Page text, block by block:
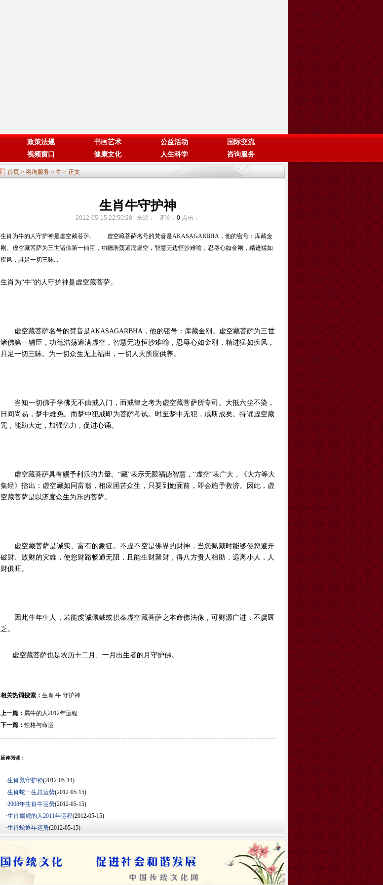
政策法规 书画艺术 公益活动
国际交流
视频窗口 健康文化 人生科学 咨询服务
首页> 咨询服务> 牛> 正文
生肖牛守护神
2012-05-15 22:50:28 来源： 评论： 0 点击：
生肖为牛的人守护神是虚空藏菩萨。 虚空藏菩萨名号的梵音是AKASAGARBHA，他的密号：库藏金
刚。虚空藏菩萨为三世诸佛第一辅臣，功德浩荡遍满虚空，智慧无边恒沙难喻，忍辱心如金刚，精进猛如
疾风，具足一切三昧...
生肖为“牛”的人守护神是虚空藏菩萨。
虚空藏菩萨名号的梵音是AKASAGARBHA，他的密号：库藏金刚。虚空藏菩萨为三世
诸佛第一辅臣，功德浩荡遍满虚空，智慧无边恒沙难喻，忍辱心如金刚，精进猛如疾风，
具足一切三昧。为一切众生无上福田，一切人天所应供养。
当知一切佛子学佛无不由戒入门，而戒律之考为虚空藏菩萨所专司。大抵六尘不染，
日间尚易，梦中难免。而梦中犯戒即为菩萨考试。时至梦中无犯，戒斯成矣。持诵虚空藏
咒，能助大定，加强忆力，促进心诵。
虚空藏菩萨具有赐予利乐的力量。“藏”表示无限福德智慧，“虚空”表广大，《大方等大
集经》指出：虚空藏如同富翁，相应困苦众生，只要到她面前，即会施予救济。因此，虚
空藏菩萨是以济度众生为乐的菩萨。
虚空藏菩萨是诚实、富有的象征。不虚不空是佛界的财神，当您佩戴时能够使您避开
破财、败财的灾难，使您财路畅通无阻，且能生财聚财，得八方贵人相助，远离小人，人
财俱旺。
因此牛年生人，若能虔诚佩戴或供奉虚空藏菩萨之本命佛法像，可财源广进，不虞匮
乏。
虚空藏菩萨也是农历十二月、一月出生者的月守护佛。
相关热词搜索： 生肖 牛 守护神
上一篇： 属牛的人2012年运程
下一篇：性格与命运
延伸阅读：
·生肖鼠守护神(2012-05-14)
·生肖蛇一生总运势(2012-05-15)
·2008年生肖牛运势(2012-05-15)
·生肖属虎的人2011年运程(2012-05-15)
·生肖蛇逐年运势(2012-05-15)